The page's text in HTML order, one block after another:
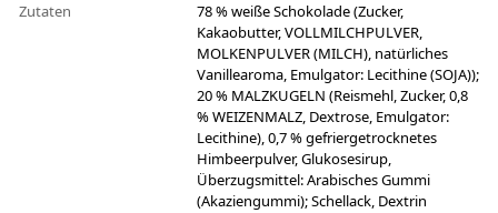
Zutaten
78 % weiße Schokolade (Zucker,
Kakaobutter, VOLLMILCHPULVER,
MOLKENPULVER (MILCH), natürliches
Vanillearoma, Emulgator: Lecithine (SOJA));
20 % MALZKUGELN (Reismehl, Zucker, 0,8
% WEIZENMALZ, Dextrose, Emulgator:
Lecithine), 0,7 % gefriergetrocknetes
Himbeerpulver, Glukosesirup,
Überzugsmittel: Arabisches Gummi
(Akaziengummi); Schellack, Dextrin